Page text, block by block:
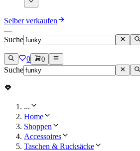
Selber verkaufen
Suche
0 0
Suche
...
Home
Shoppen
Accessoires
Taschen & Rucksäcke